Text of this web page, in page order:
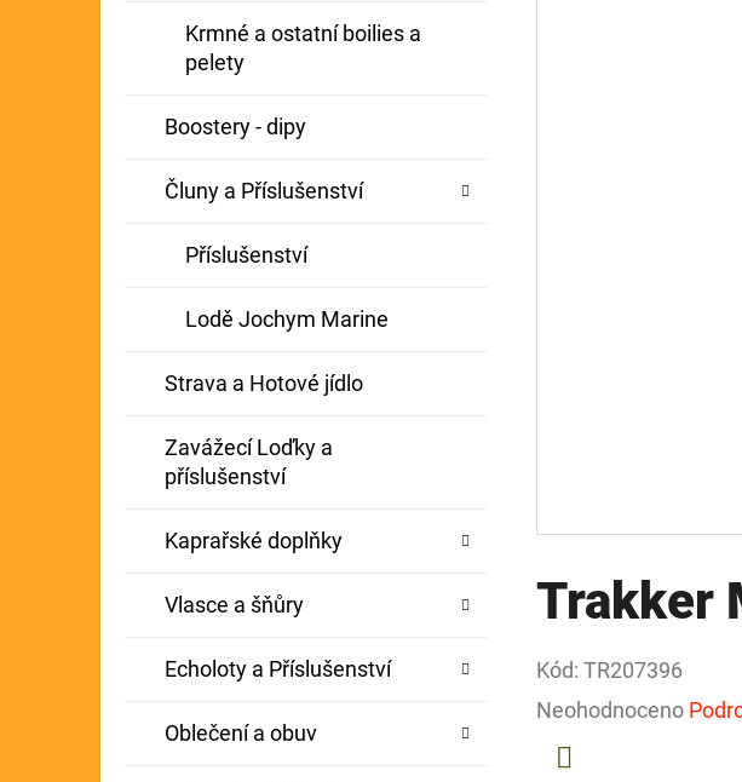
Krmné a ostatní boilies a
pelety
Boostery - dipy
Čluny a Příslušenství
Příslušenství
Lodě Jochym Marine
Strava a Hotové jídlo
Zavážecí Loďky a
příslušenství
Kaprařské doplňky
Vlasce a šňůry
Echoloty a Příslušenství
Oblečení a obuv
Trakker
Kód: TR207396
Průměrné
hodnocení
Neohodnoceno
BOILIE RIG PLUS 25LB
Původně: 79 Kč
CYBERBARBED S